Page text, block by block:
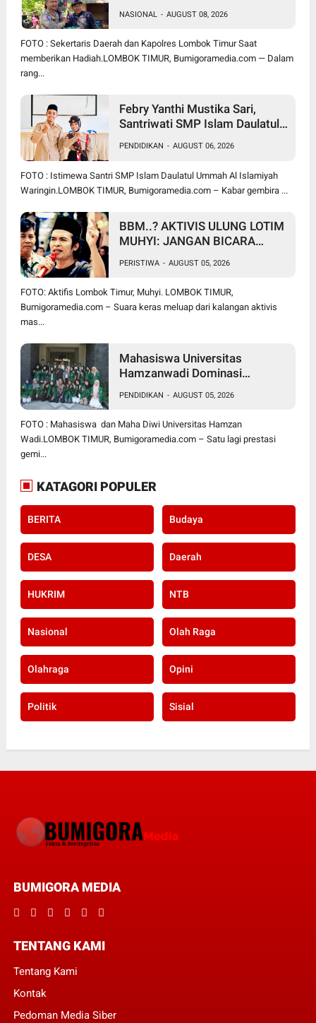
Tradisi Tahunan Pererat Sinergi
Insan Pers, Polri, dan Pemda
NASIONAL - AUGUST 08, 2026
FOTO : Sekertaris Daerah dan Kapolres Lombok Timur Saat
memberikan Hadiah.LOMBOK TIMUR, Bumigoramedia.com — Dalam
rang...
Febry Yanthi Mustika Sari,
Santriwati SMP Islam Daulatul
Lolos Jambore Nasional di
Cibubur
PENDIDIKAN - AUGUST 06, 2026
FOTO : Istimewa Santri SMP Islam Daulatul Ummah Al Islamiyah
Waringin.LOMBOK TIMUR, Bumigoramedia.com – Kabar gembira ...
BBM..? AKTIVIS ULUNG LOTIM
MUHYI: JANGAN BICARA
BUPATI WAJIB CARI SOLUSI,
BUKAN SURUH RAKYAT DIAM
DI RUMAH
PERISTIWA - AUGUST 05, 2026
FOTO: Aktifis Lombok Timur, Muhyi. LOMBOK TIMUR,
Bumigoramedia.com – Suara keras meluap dari kalangan aktivis
mas...
Mahasiswa Universitas
Hamzanwadi Dominasi
Harumkan NTB di Tingkat
Nasional
PENDIDIKAN - AUGUST 05, 2026
FOTO : Mahasiswa dan Maha Diwi Universitas Hamzan
Wadi.LOMBOK TIMUR, Bumigoramedia.com – Satu lagi prestasi
gemi...
KATAGORI POPULER
BERITA Budaya
DESA Daerah
HUKRIM NTB
Nasional Olah Raga
Olahraga Opini
Politik Sisial
BUMIGORA MEDIA
TENTANG KAMI
Tentang Kami
Kontak
Pedoman Media Siber